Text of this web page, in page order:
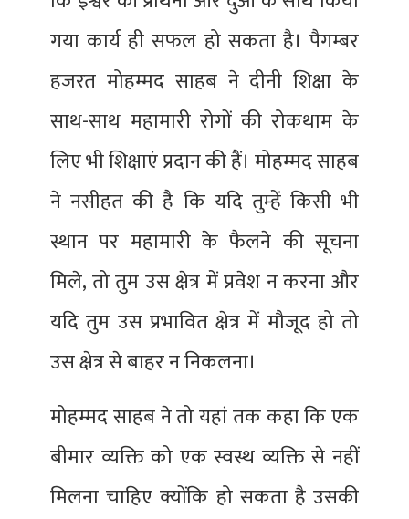
गया कार्य ही सफल हो सकता है। पैगम्बर
हजरत मोहम्मद साहब ने दीनी शिक्षा के
साथ-साथ महामारी रोगों की रोकथाम के
लिए भी शिक्षाएं प्रदान की हैं। मोहम्मद साहब
ने नसीहत की है कि यदि तुम्हें किसी भी
स्थान पर महामारी के फैलने की सूचना
मिले, तो तुम उस क्षेत्र में प्रवेश न करना और
यदि तुम उस प्रभावित क्षेत्र में मौजूद हो तो
उस क्षेत्र से बाहर न निकलना।
मोहम्मद साहब ने तो यहां तक कहा कि एक
बीमार व्यक्ति को एक स्वस्थ व्यक्ति से नहीं
मिलना चाहिए क्योंकि हो सकता है उसकी